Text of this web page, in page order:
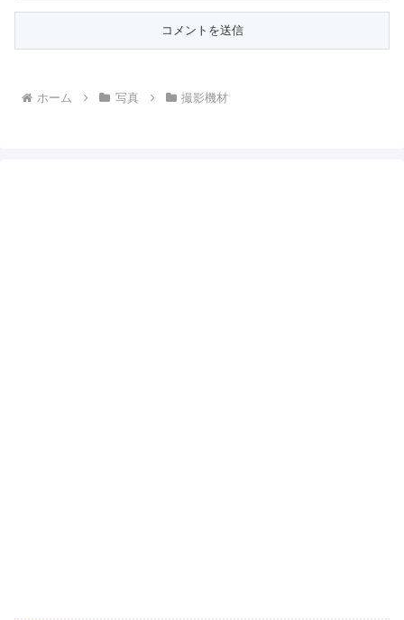
ホーム 写真 撮影機材